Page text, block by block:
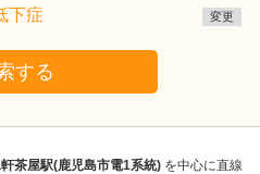
下症 変更
する
茶屋駅(鹿児島市電1系統) を中心に直線